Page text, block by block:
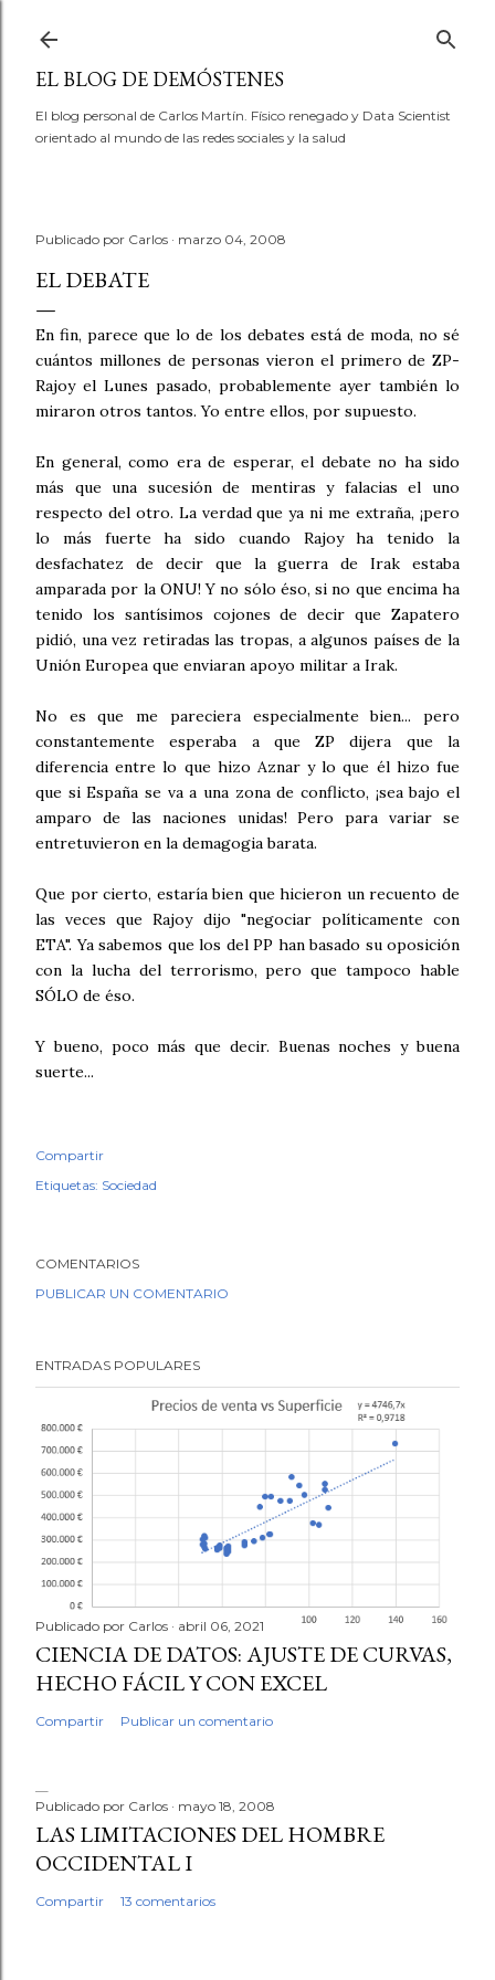
EL BLOG DE DEMÓSTENES
El blog personal de Carlos Martín. Físico renegado y Data Scientist
orientado al mundo de las redes sociales y la salud
Publicado por Carlos marzo 04, 2008
EL DEBATE
En fin, parece que lo de los debates está de moda, no sé
cuántos millones de personas vieron el primero de ZP-
Rajoy el Lunes pasado, probablemente ayer también lo
miraron otros tantos. Yo entre ellos, por supuesto.
En general, como era de esperar, el debate no ha sido
más que una sucesión de mentiras y falacias el uno
respecto del otro. La verdad que ya ni me extraña, ¡pero
lo más fuerte ha sido cuando Rajoy ha tenido la
desfachatez de decir que la guerra de Irak estaba
amparada por la ONU! Y no sólo éso, si no que encima ha
tenido los santísimos cojones de decir que Zapatero
pidió, una vez retiradas las tropas, a algunos países de la
Unión Europea que enviaran apoyo militar a Irak.
No es que me pareciera especialmente bien... pero
constantemente esperaba a que ZP dijera que la
diferencia entre lo que hizo Aznar y lo que él hizo fue
que si España se va a una zona de conflicto, ¡sea bajo el
amparo de las naciones unidas! Pero para variar se
entretuvieron en la demagogia barata.
Que por cierto, estaría bien que hicieron un recuento de
las veces que Rajoy dijo "negociar políticamente con
ETA". Ya sabemos que los del PP han basado su oposición
con la lucha del terrorismo, pero que tampoco hable
SÓLO de éso.
Y bueno, poco más que decir. Buenas noches y buena
suerte...
Compartir
Etiquetas: Sociedad
COMENTARIOS
PUBLICAR UN COMENTARIO
ENTRADAS POPULARES
Publicado por Carlos abril 06, 2021
CIENCIA DE DATOS: AJUSTE DE CURVAS,
HECHO FÁCIL Y CON EXCEL
Compartir Publicar un comentario
Publicado por Carlos mayo 18, 2008
LAS LIMITACIONES DEL HOMBRE
OCCIDENTAL I
Compartir 13 comentarios